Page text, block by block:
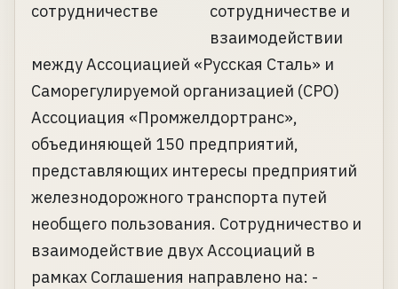
сотрудничестве и
взаимодействии
между Ассоциацией «Русская Сталь» и
Саморегулируемой организацией (СРО)
Ассоциация «Промжелдортранс»,
объединяющей 150 предприятий,
представляющих интересы предприятий
железнодорожного транспорта путей
необщего пользования. Сотрудничество и
взаимодействие двух Ассоциаций в
рамках Соглашения направлено на: -